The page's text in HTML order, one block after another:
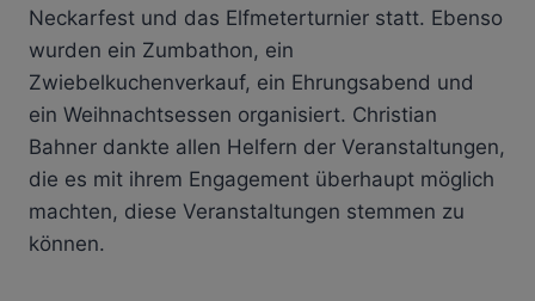
Neckarfest und das Elfmeterturnier statt. Ebenso
wurden ein Zumbathon, ein
Zwiebelkuchenverkauf, ein Ehrungsabend und
ein Weihnachtsessen organisiert. Christian
Bahner dankte allen Helfern der Veranstaltungen,
die es mit ihrem Engagement überhaupt möglich
machten, diese Veranstaltungen stemmen zu
können.